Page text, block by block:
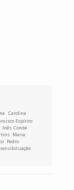
Carolina
Espírito
,Inês Conde
Maria
Pedro
sensibilização